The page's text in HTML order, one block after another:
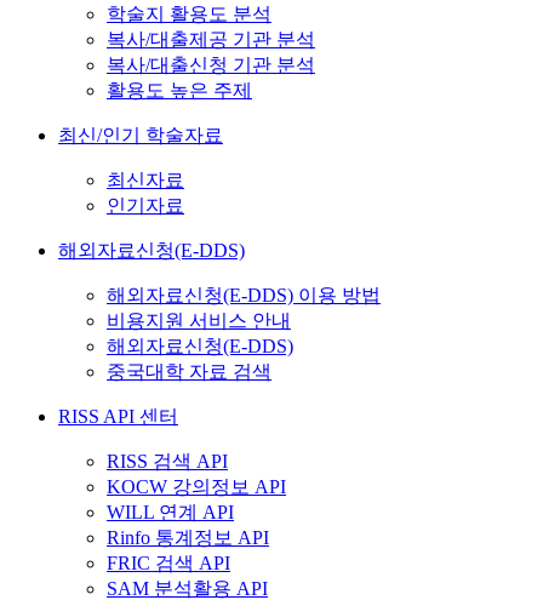
학술지 활용도 분석
복사/대출제공 기관 분석
복사/대출신청 기관 분석
활용도 높은 주제
최신/인기 학술자료
최신자료
인기자료
해외자료신청(E-DDS)
해외자료신청(E-DDS) 이용 방법
비용지원 서비스 안내
해외자료신청(E-DDS)
중국대학 자료 검색
RISS API 센터
RISS 검색 API
KOCW 강의정보 API
WILL 연계 API
Rinfo 통계정보 API
FRIC 검색 API
SAM 분석활용 API